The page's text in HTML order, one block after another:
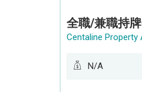
Centaline Property
N/A